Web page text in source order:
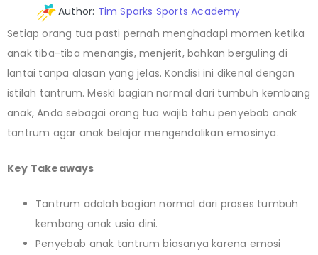
Author: Tim Sparks Sports Academy
Setiap orang tua pasti pernah menghadapi momen ketika
anak tiba-tiba menangis, menjerit, bahkan berguling di
lantai tanpa alasan yang jelas. Kondisi ini dikenal dengan
istilah tantrum. Meski bagian normal dari tumbuh kembang
anak, Anda sebagai orang tua wajib tahu penyebab anak
tantrum agar anak belajar mengendalikan emosinya.
Key Takeaways
Tantrum adalah bagian normal dari proses tumbuh
kembang anak usia dini.
Penyebab anak tantrum biasanya karena emosi